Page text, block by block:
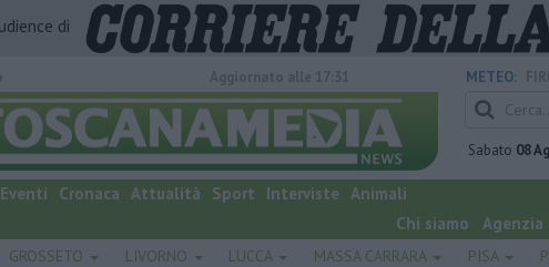
di
METEO:
Sabato 08
Eventi Cronaca Attualità Sport Interviste Animali
Chi siamo
Agenzia
GROSSETO LIVORNO LUCCA MASSA CARRARA PISA